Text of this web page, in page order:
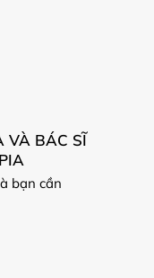
VÀ BÁC SĨ
bạn cần